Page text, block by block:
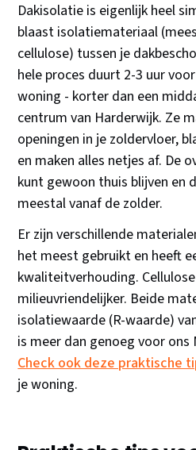
Dakisolatie is eigenlijk heel
blaast isolatiemateriaal
cellulose) tussen je
hele proces duurt 2-3 uur
woning - korter dan een
centrum van Harderwijk. Ze
openingen in je zoldervloer,
en maken alles netjes af. De
kunt gewoon thuis blijven en
meestal vanaf de zolder.
Er zijn verschillende
het meest gebruikt en heeft
kwaliteitverhouding.
milieuvriendelijker. Beide
isolatiewaarde (R-waarde)
is meer dan genoeg voor
Check ook deze praktische
je woning.